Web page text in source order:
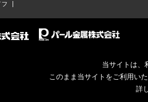
フ
当サイトは、
このまま当サイトをご利用い
詳